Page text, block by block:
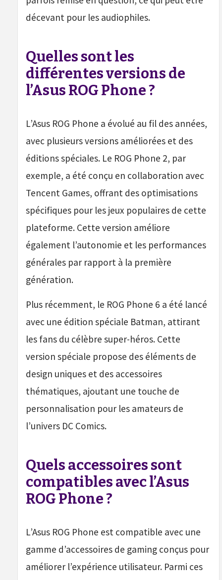
décevant pour les audiophiles.
Quelles sont les
différentes versions de
l’Asus ROG Phone ?
L’Asus ROG Phone a évolué au fil des années,
avec plusieurs versions améliorées et des
éditions spéciales. Le ROG Phone 2, par
exemple, a été conçu en collaboration avec
Tencent Games, offrant des optimisations
spécifiques pour les jeux populaires de cette
plateforme. Cette version améliore
également l’autonomie et les performances
générales par rapport à la première
génération.
Plus récemment, le ROG Phone 6 a été lancé
avec une édition spéciale Batman, attirant
les fans du célèbre super-héros. Cette
version spéciale propose des éléments de
design uniques et des accessoires
thématiques, ajoutant une touche de
personnalisation pour les amateurs de
l’univers DC Comics.
Quels accessoires sont
compatibles avec l’Asus
ROG Phone ?
L’Asus ROG Phone est compatible avec une
gamme d’accessoires de gaming conçus pour
améliorer l’expérience utilisateur. Parmi ces